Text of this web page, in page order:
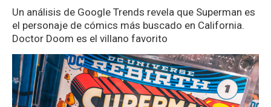
Un análisis de Google Trends revela que Superman es
el personaje de cómics más buscado en California.
Doctor Doom es el villano favorito